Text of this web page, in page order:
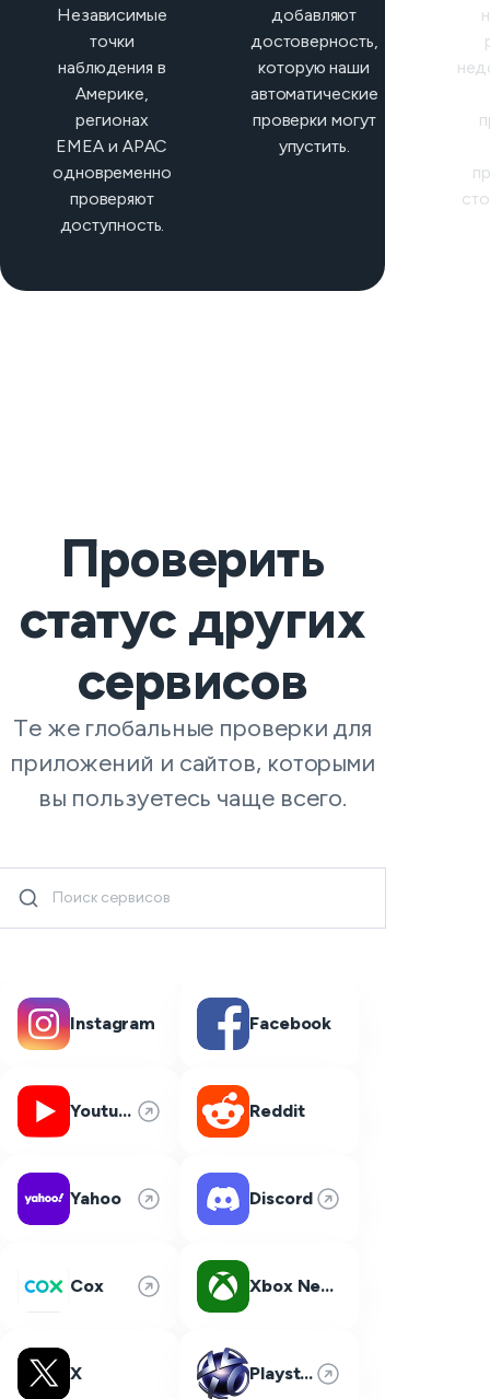
Независимые
точки
наблюдения в
Америке,
регионах
EMEA и APAC
одновременно
проверяют
доступность.
добавляют
достоверность,
которую наши
автоматические
проверки могут
упустить.
Проверить
статус других
сервисов
Те же глобальные проверки для
приложений и сайтов, которыми
вы пользуетесь чаще всего.
Instagram Facebook
Youtube Reddit
Yahoo Discord
Cox Xbox Network
X Playstation Network